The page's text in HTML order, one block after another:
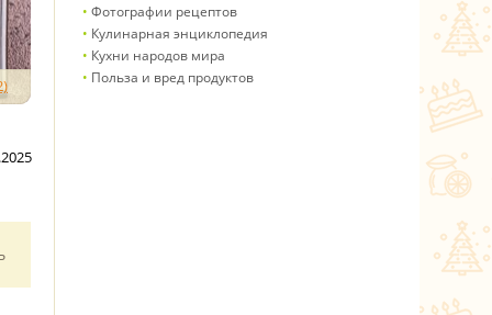
Фотографии рецептов
Кулинарная энциклопедия
Кухни народов мира
Польза и вред продуктов